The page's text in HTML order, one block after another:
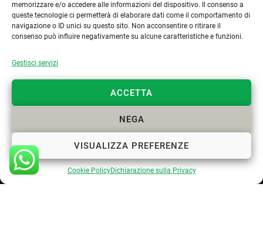
memorizzare e/o accedere alle informazioni del dispositivo. Il consenso a
queste tecnologie ci permetterà di elaborare dati come il comportamento di
navigazione o ID unici su questo sito. Non acconsentire o ritirare il
consenso può influire negativamente su alcune caratteristiche e funzioni.
Gestisci servizi
ACCETTA
NEGA
VISUALIZZA PREFERENZE
Cookie PolicyDichiarazione sulla Privacy
+39 329 6112958
info@paesaggista.it